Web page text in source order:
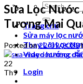
Search
for:
Trang chủ
Sửa máy lọc
Thay Lõi Lọc
Video hướng
Login
Sửa Lọc Nước
Tương Mai
Posted on22/09/2023
22
Th9